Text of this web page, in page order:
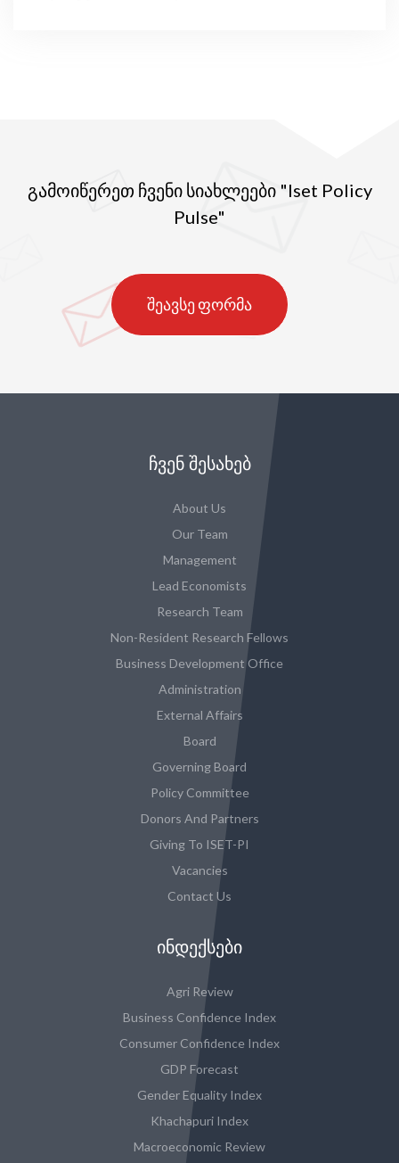
გამოიწერეთ ჩვენი სიახლეები "Iset Policy
Pulse"
შეავსე ფორმა
ᲩᲕᲔᲜ ᲨᲔᲡᲐᲮᲔᲑ
About Us
Our Team
Management
Lead Economists
Research Team
Non-Resident Research Fellows
Business Development Office
Administration
External Affairs
Board
Governing Board
Policy Committee
Donors And Partners
Giving To ISET-PI
Vacancies
Contact Us
ᲘᲜᲓᲔᲥᲡᲔᲑᲘ
Agri Review
Business Confidence Index
Consumer Confidence Index
GDP Forecast
Gender Equality Index
Khachapuri Index
Macroeconomic Review